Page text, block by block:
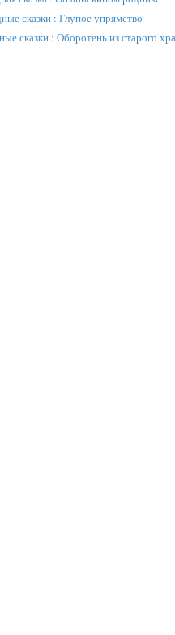
сказки : Глупое упрямство
сказки : Оборотень из старого